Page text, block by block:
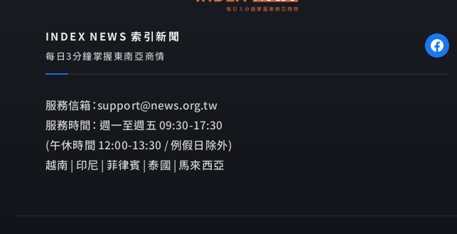
INDEX NEWS 索引新聞
每日3分鐘掌握東南亞商情
服務信箱：support@news.org.tw
服務時間： 週一至週五 09:30-17:30
(午休時間 12:00-13:30 / 例假日除外)
越南 | 印尼 | 菲律賓 | 泰國 | 馬來西亞